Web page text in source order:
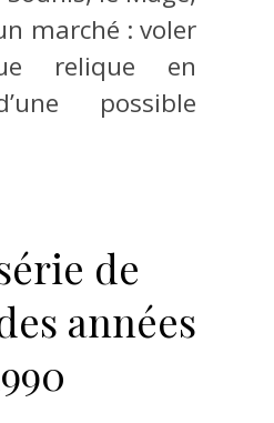
marché : voler
relique en
possible
de
années